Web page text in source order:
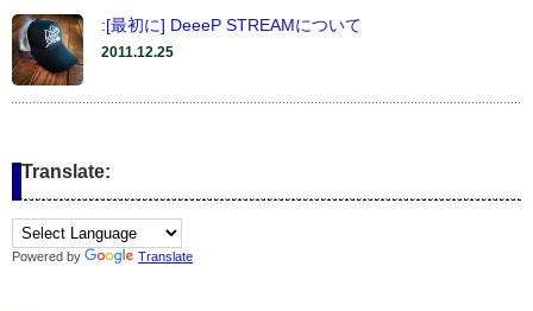
:[最初に] DeeeP STREAMについて
2011.12.25
Translate:
Powered by Translate